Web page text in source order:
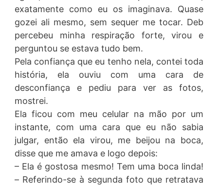
exatamente como eu os imaginava. Quase
gozei ali mesmo, sem sequer me tocar. Deb
percebeu minha respiração forte, virou e
perguntou se estava tudo bem.
Pela confiança que eu tenho nela, contei toda
história, ela ouviu com uma cara de
desconfiança e pediu para ver as fotos,
mostrei.
Ela ficou com meu celular na mão por um
instante, com uma cara que eu não sabia
julgar, então ela virou, me beijou na boca,
disse que me amava e logo depois:
– Ela é gostosa mesmo! Tem uma boca linda!
– Referindo-se à segunda foto que retratava